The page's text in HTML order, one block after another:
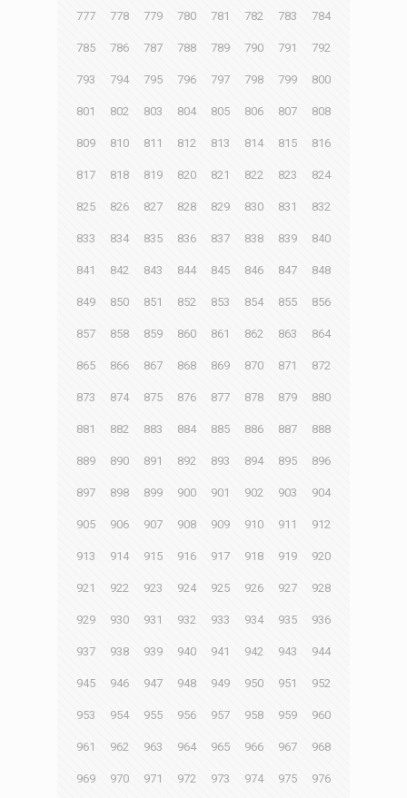
777 778 779 780 781 782 783 784
785 786 787 788 789 790 791 792
793 794 795 796 797 798 799 800
801 802 803 804 805 806 807 808
809 810 811 812 813 814 815 816
817 818 819 820 821 822 823 824
825 826 827 828 829 830 831 832
833 834 835 836 837 838 839 840
841 842 843 844 845 846 847 848
849 850 851 852 853 854 855 856
857 858 859 860 861 862 863 864
865 866 867 868 869 870 871 872
873 874 875 876 877 878 879 880
881 882 883 884 885 886 887 888
889 890 891 892 893 894 895 896
897 898 899 900 901 902 903 904
905 906 907 908 909 910 911 912
913 914 915 916 917 918 919 920
921 922 923 924 925 926 927 928
929 930 931 932 933 934 935 936
937 938 939 940 941 942 943 944
945 946 947 948 949 950 951 952
953 954 955 956 957 958 959 960
961 962 963 964 965 966 967 968
969 970 971 972 973 974 975 976